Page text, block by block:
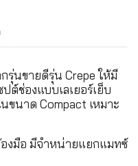
รุ่นขายดีรุ่น Crepe ให้มี
ต์ช่องแบบเลเยอร์เย็บ
นาด Compact เหมาะ
องมือ มีจำหน่ายแยกแมทซ์